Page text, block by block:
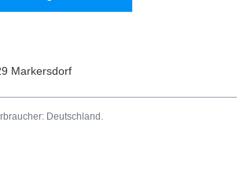
Markersdorf
Deutschland